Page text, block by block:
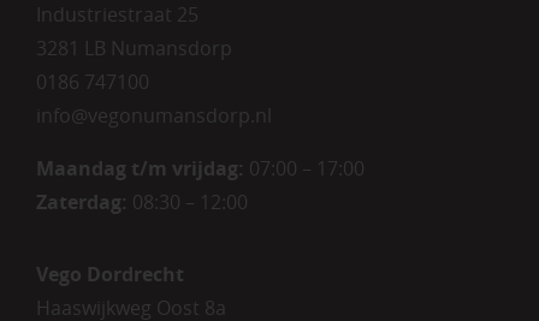
Industriestraat 25
3281 LB Numansdorp
0186 747100
info@vegonumansdorp.nl
Maandag t/m vrijdag: 07:00 – 17:00
Zaterdag: 08:30 – 12:00
Vego Dordrecht
Haaswijkweg Oost 8a